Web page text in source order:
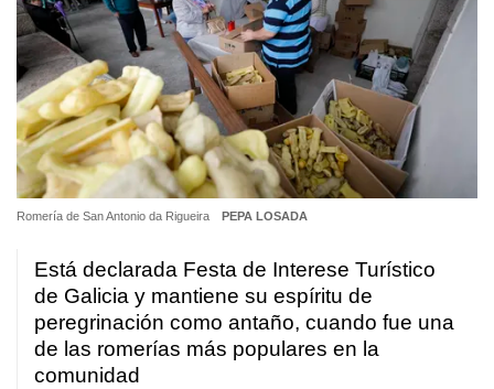
Romería de San Antonio da Rigueira PEPA LOSADA
Está declarada Festa de Interese Turístico
de Galicia y mantiene su espíritu de
peregrinación como antaño, cuando fue una
de las romerías más populares en la
comunidad